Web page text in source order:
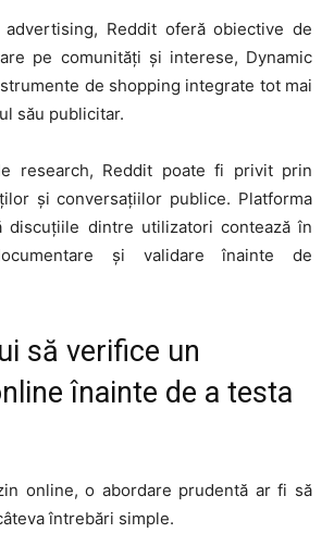
Reddit oferă obiective de
pe comunități și interese, Dynamic
de shopping integrate tot mai
său publicitar.
research, Reddit poate fi privit prin
și conversațiilor publice. Platforma
discuțiile dintre utilizatori contează în
și validare înainte de
să verifice un
înainte de a testa
online, o abordare prudentă ar fi să
întrebări simple.